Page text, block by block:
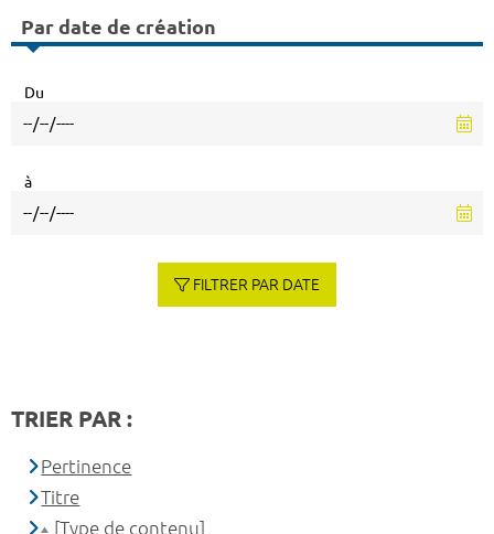
Par date de création
Du
à
FILTRER PAR DATE
TRIER PAR :
Pertinence
Titre
[Type de contenu]